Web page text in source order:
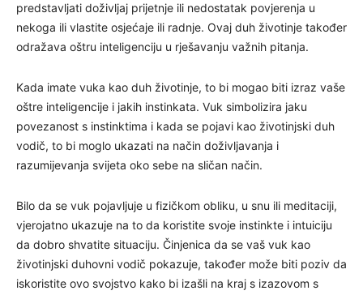
predstavljati doživljaj prijetnje ili nedostatak povjerenja u
nekoga ili vlastite osjećaje ili radnje. Ovaj duh životinje također
odražava oštru inteligenciju u rješavanju važnih pitanja.
Kada imate vuka kao duh životinje, to bi mogao biti izraz vaše
oštre inteligencije i jakih instinkata. Vuk simbolizira jaku
povezanost s instinktima i kada se pojavi kao životinjski duh
vodič, to bi moglo ukazati na način doživljavanja i
razumijevanja svijeta oko sebe na sličan način.
Bilo da se vuk pojavljuje u fizičkom obliku, u snu ili meditaciji,
vjerojatno ukazuje na to da koristite svoje instinkte i intuiciju
da dobro shvatite situaciju. Činjenica da se vaš vuk kao
životinjski duhovni vodič pokazuje, također može biti poziv da
iskoristite ovo svojstvo kako bi izašli na kraj s izazovom s